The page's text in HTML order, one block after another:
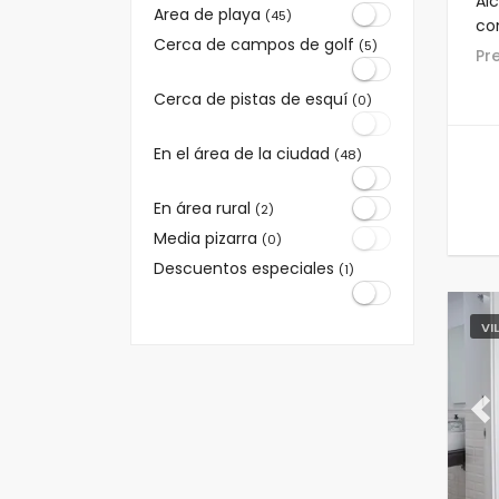
Area de playa (45)
Cerca de campos de golf (5)
Cerca de pistas de esquí (0)
En el área de la ciudad (48)
En área rural (2)
Media pizarra (0)
Descuentos especiales (1)